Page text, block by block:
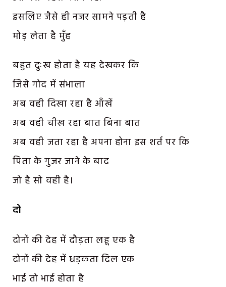
इसलिए जैसे ही नजर सामने पड़ती है
मोड़ लेता है मुँह
बहुत दुःख होता है यह देखकर कि
जिसे गोद में संभाला
अब वही दिखा रहा है आँखें
अब वही चीख रहा बात बिना बात
अब वही जता रहा है अपना होना इस शर्त पर कि
पिता के गुजर जाने के बाद
जो है सो वही है।
दो
दोनों की देह में दौड़ता लहू एक है
दोनों की देह में धड़कता दिल एक
भाई तो भाई होता है